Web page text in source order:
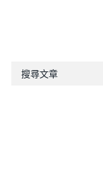
搜尋文章